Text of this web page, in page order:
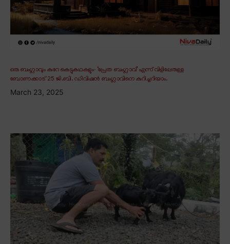
ഒരു ബംഗ്ലാവും കുറേ കെട്ടുകഥകളും∙ ‘പ്രേത ബംഗ്ലാവ്’ എന്ന് വിളിപ്പേരുള്ള
ബോണക്കാട് 25 ജി.ബി. ഡിവിഷൻ ബംഗ്ലാവിനെ കുറിച്ചറിയാം.
March 23, 2025